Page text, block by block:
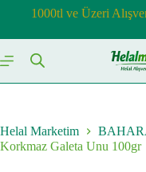
1000tl ve Üzeri
Helal Marketim
Korkmaz Galeta Unu 100gr